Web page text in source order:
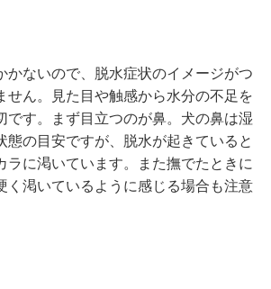
かないので、脱水症状のイメージがつ
せん。見た目や触感から水分の不足を
です。まず目立つのが鼻。犬の鼻は湿
態の目安ですが、脱水が起きていると
ラに渇いています。また撫でたときに
く渇いているように感じる場合も注意